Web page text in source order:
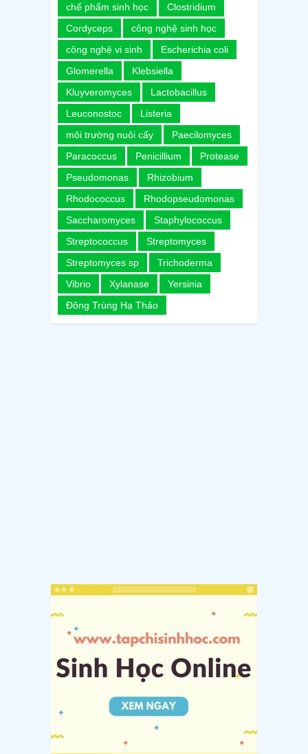
chế phẩm sinh học
Clostridium
Cordyceps
công nghệ sinh học
công nghệ vi sinh
Escherichia coli
Glomerella
Klebsiella
Kluyveromyces
Lactobacillus
Leuconostoc
Listeria
môi trường nuôi cấy
Paecilomyces
Paracoccus
Penicillium
Protease
Pseudomonas
Rhizobium
Rhodococcus
Rhodopseudomonas
Saccharomyces
Staphylococcus
Streptococcus
Streptomyces
Streptomyces sp
Trichoderma
Vibrio
Xylanase
Yersinia
Đông Trùng Hạ Thảo